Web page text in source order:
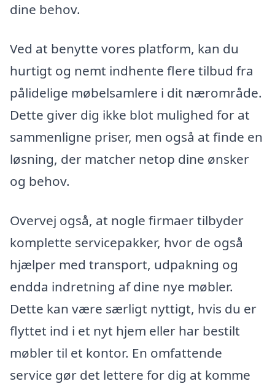
dine behov.
Ved at benytte vores platform, kan du
hurtigt og nemt indhente flere tilbud fra
pålidelige møbelsamlere i dit nærområde.
Dette giver dig ikke blot mulighed for at
sammenligne priser, men også at finde en
løsning, der matcher netop dine ønsker
og behov.
Overvej også, at nogle firmaer tilbyder
komplette servicepakker, hvor de også
hjælper med transport, udpakning og
endda indretning af dine nye møbler.
Dette kan være særligt nyttigt, hvis du er
flyttet ind i et nyt hjem eller har bestilt
møbler til et kontor. En omfattende
service gør det lettere for dig at komme